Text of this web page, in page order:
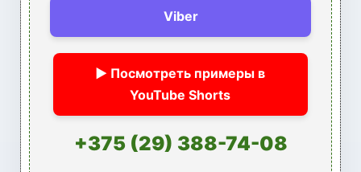
Viber
▶ Посмотреть примеры в
YouTube Shorts
+375 (29) 388-74-08